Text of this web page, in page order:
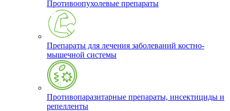
Противоопухолевые препараты
Препараты для лечения заболеваний костно-
мышечной системы
Противопаразитарные препараты, инсектициды и
репелленты